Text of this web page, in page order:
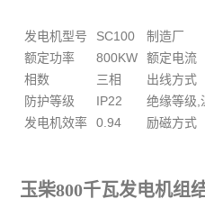
发电机型号 SC100 制造厂
额定功率
800KW 额定电流
相数
三相 出线方式
防护等级
IP22 绝缘等级,
发电机效率
0.94 励磁方式
玉柴800千瓦发电机组